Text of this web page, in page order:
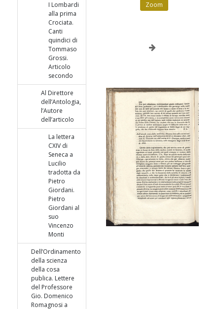
I Lombardi
alla prima
Crociata.
Canti
quindici di
Tommaso
Grossi.
Articolo
secondo
Al Direttore
dell’Antologia,
l’Autore
dell’articolo
La lettera
CXIV di
Seneca a
Lucilio
tradotta da
Pietro
Giordani.
Pietro
Giordani al
suo
Vincenzo
Monti
Dell’Ordinamento
della scienza
della cosa
publica. Lettere
del Professore
Gio. Domenico
Romagnosi a
Zoom